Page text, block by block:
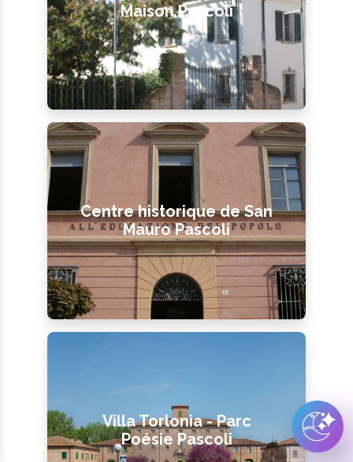
Maison Pascoli
Centre historique de San
Mauro Pascoli
Villa Torlonia - Parc
Poésie Pascoli